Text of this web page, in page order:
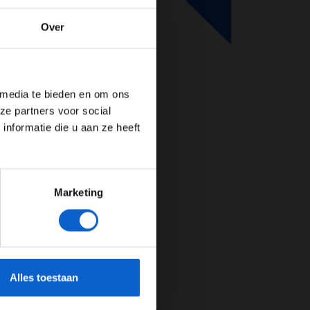
Over
te bieden en om ons
partners voor social
die u aan ze heeft
Marketing
Alles toestaan